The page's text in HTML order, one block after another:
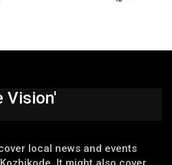
Vision'
local news and events